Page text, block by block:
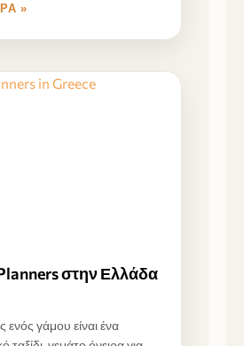
»
στην Ελλάδα
γάμου είναι ένα